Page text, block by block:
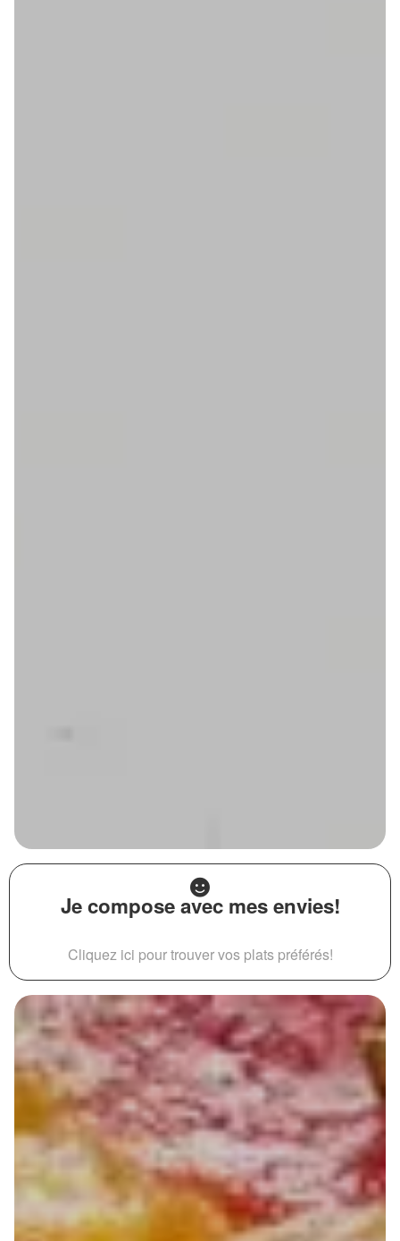
Je compose avec mes envies!
Cliquez ici pour trouver vos plats préférés!